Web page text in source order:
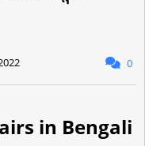
0
in Bengali